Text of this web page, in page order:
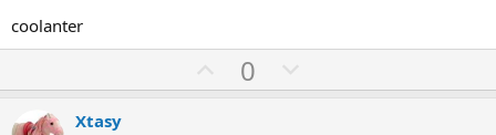
coolanter
o
0
e
Xtasy